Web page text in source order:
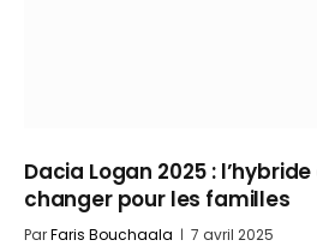
Dacia Logan 2025 :
changer pour les familles
ParFaris Bouchaala 7 avril 2025